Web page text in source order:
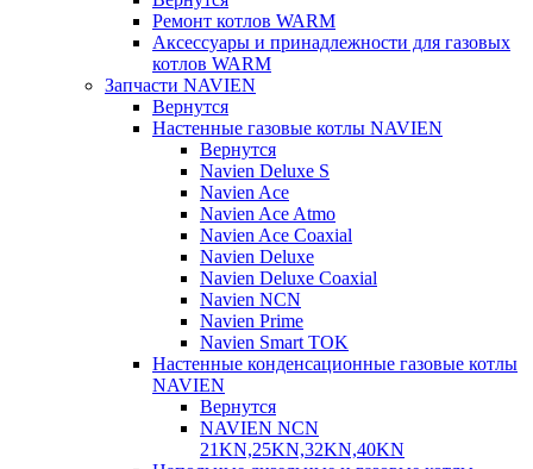
Ремонт котлов WARM
Аксессуары и принадлежности для газовых
котлов WARM
Запчасти NAVIEN
Вернутся
Настенные газовые котлы NAVIEN
Вернутся
Navien Deluxe S
Navien Ace
Navien Ace Atmo
Navien Ace Coaxial
Navien Deluxe
Navien Deluxe Coaxial
Navien NCN
Navien Prime
Navien Smart TOK
Настенные конденсационные газовые котлы
NAVIEN
Вернутся
NAVIEN NCN
21KN,25KN,32KN,40KN